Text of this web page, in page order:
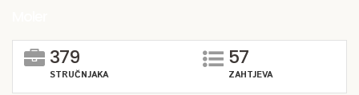
379
STRUČNJAKA
57
ZAHTJEVA